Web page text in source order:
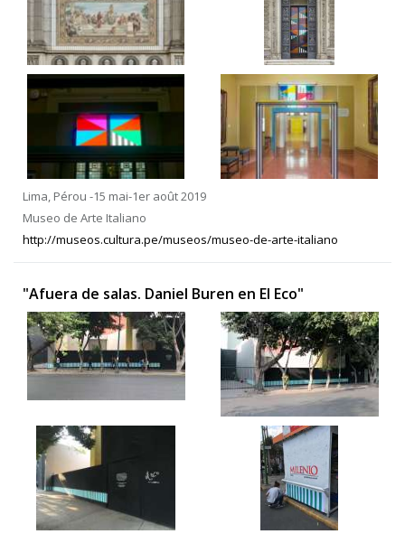
Lima, Pérou -15 mai-1er août 2019
Museo de Arte Italiano
http://museos.cultura.pe/museos/museo-de-arte-italiano
"Afuera de salas. Daniel Buren en El Eco"